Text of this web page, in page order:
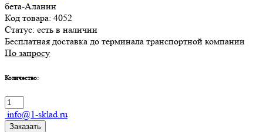
бета-Аланин
Код товара: 4052
Статус: есть в наличии
Бесплатная доставка до терминала транспортной компании
По запросу
Количество:
info@1-sklad.ru
Заказать